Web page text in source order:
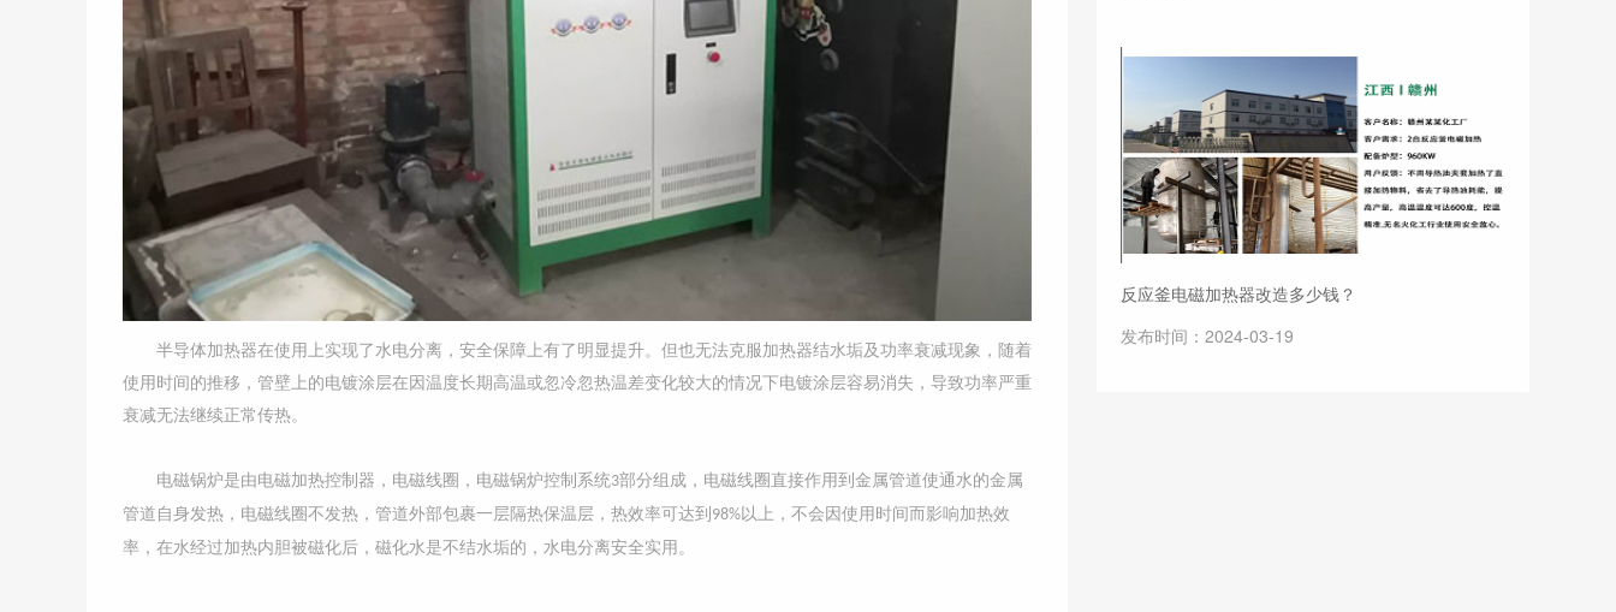
半导体加热器在使用上实现了水电分离，安全保障上有了明显提升。但也无法克服加热器结水垢及功率衰减现象，随着
使用时间的推移，管壁上的电镀涂层在因温度长期高温或忽冷忽热温差变化较大的情况下电镀涂层容易消失，导致功率严重
衰减无法继续正常传热。
电磁锅炉是由电磁加热控制器，电磁线圈，电磁锅炉控制系统3部分组成，电磁线圈直接作用到金属管道使通水的金属
管道自身发热，电磁线圈不发热，管道外部包裹一层隔热保温层，热效率可达到 98%以上，不会因使用时间而影响加热效
率，在水经过加热内胆被磁化后，磁化水是不结水垢的，水电分离安全实用。
反应釜电磁加热器改造多少钱？
发布时间：2024-03-19